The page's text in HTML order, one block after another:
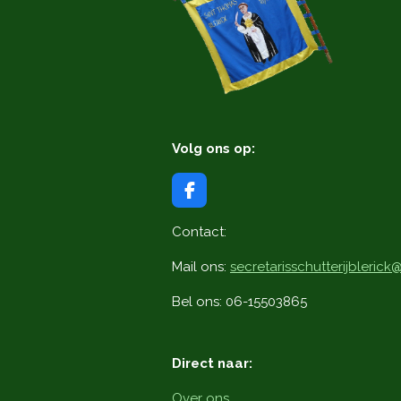
Volg ons op:
F
a
c
b
o
k
Contact:
Mail ons:
Bel ons: 06-15503865
Direct naar: